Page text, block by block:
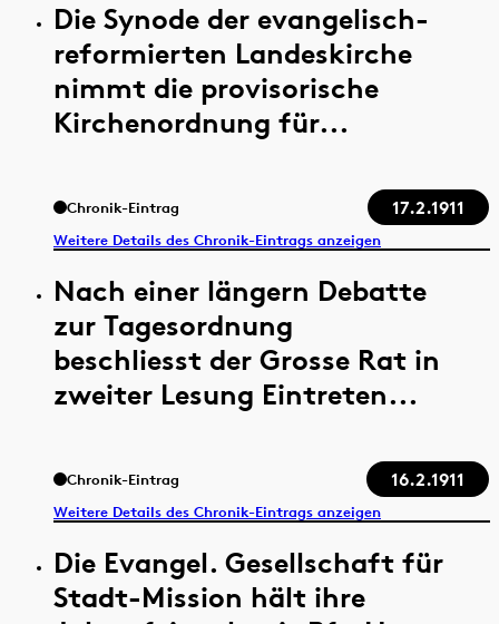
Die Synode der evangelisch-
reformierten Landeskirche
nimmt die provisorische
Kirchenordnung für...
Chronik-Eintrag 17.2.1911
Weitere Details des Chronik-Eintrags anzeigen
Nach einer längern Debatte
zur Tagesordnung
beschliesst der Grosse Rat in
zweiter Lesung Eintreten...
Chronik-Eintrag 16.2.1911
Weitere Details des Chronik-Eintrags anzeigen
Die Evangel. Gesellschaft für
Stadt-Mission hält ihre